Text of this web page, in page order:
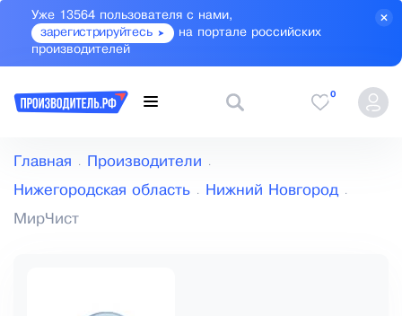
Уже 13564 пользователя с нами,
зарегистрируйтесь
на портале российских
производителей
0
Главная Производители
Нижегородская область Нижний Новгород
МирЧист